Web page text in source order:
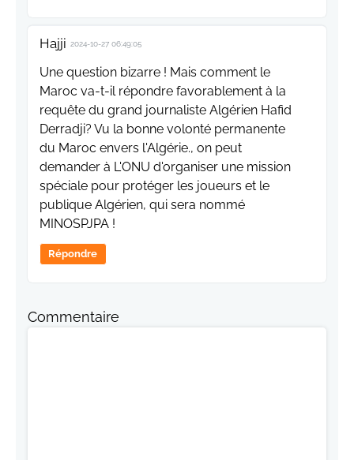
Hajji 2024-10-27 06:49:05
Une question bizarre ! Mais comment le
Maroc va-t-il répondre favorablement à la
requête du grand journaliste Algérien Hafid
Derradji? Vu la bonne volonté permanente
du Maroc envers l'Algérie., on peut
demander à L'ONU d'organiser une mission
spéciale pour protéger les joueurs et le
publique Algérien, qui sera nommé
MINOSPJPA !
Répondre
Commentaire